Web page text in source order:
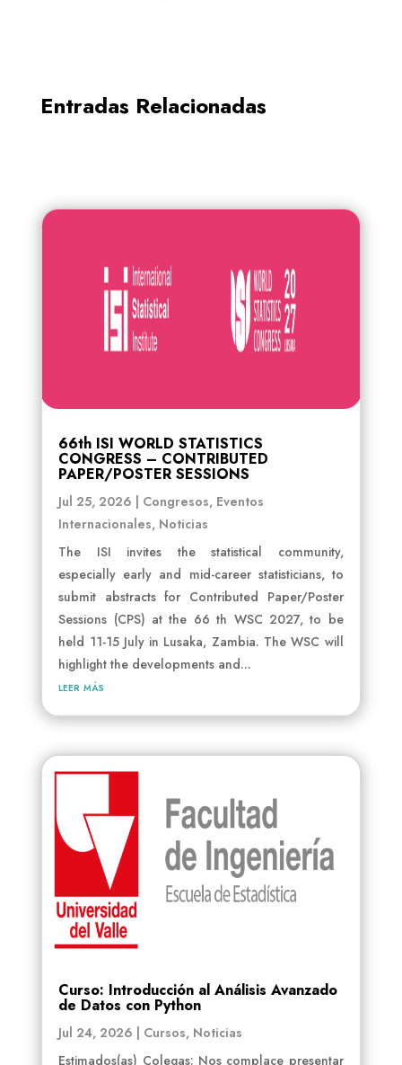
Entradas Relacionadas
66th ISI WORLD STATISTICS
CONGRESS – CONTRIBUTED
PAPER/POSTER SESSIONS
Jul 25, 2026 Congresos, Eventos
Internacionales, Noticias
The ISI invites the statistical community,
especially early and mid-career statisticians, to
submit abstracts for Contributed Paper/Poster
Sessions (CPS) at the 66 th WSC 2027, to be
held 11-15 July in Lusaka, Zambia. The WSC will
highlight the developments and...
leer más
Curso: Introducción al Análisis Avanzado
de Datos con Python
Jul 24, 2026 | Cursos, Noticias
Estimados(as) Colegas: Nos complace presentar